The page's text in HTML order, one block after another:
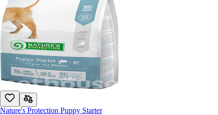
Nature's Protection Puppy Starter